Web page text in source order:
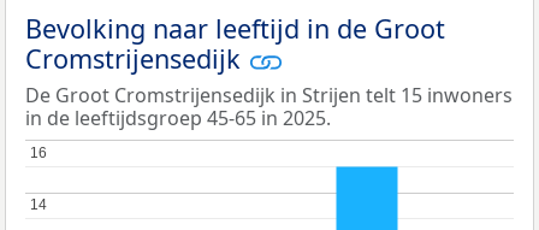
Bevolking naar leeftijd in de Groot
Cromstrijensedijk
De Groot Cromstrijensedijk in Strijen telt 15 inwoners
in de leeftijdsgroep 45-65 in 2025.
14
14
16
16